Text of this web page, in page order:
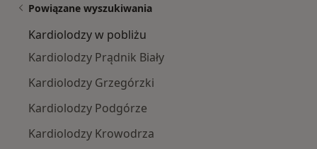
Powiązane wyszukiwania
Kardiolodzy w pobliżu
Kardiolodzy Prądnik Biały
Kardiolodzy Grzegórzki
Kardiolodzy Podgórze
Kardiolodzy Krowodrza